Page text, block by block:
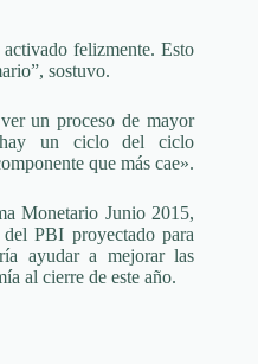
felizmente. Esto
sostuvo.
un proceso de mayor
hay un ciclo del ciclo
que más cae».
Monetario Junio 2015,
PBI proyectado para
ayudar a mejorar las
al cierre de este año.